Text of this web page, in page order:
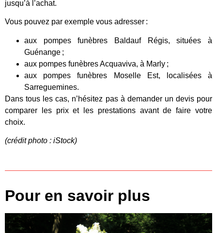
jusqu’à l’achat.
Vous pouvez par exemple vous adresser :
aux pompes funèbres Baldauf Régis, situées à
Guénange ;
aux pompes funèbres Acquaviva, à Marly ;
aux pompes funèbres Moselle Est, localisées à
Sarreguemines.
Dans tous les cas, n’hésitez pas à demander un devis pour
comparer les prix et les prestations avant de faire votre
choix.
(crédit photo : iStock)
Pour en savoir plus